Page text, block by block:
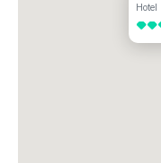
Hotel
3 de 5